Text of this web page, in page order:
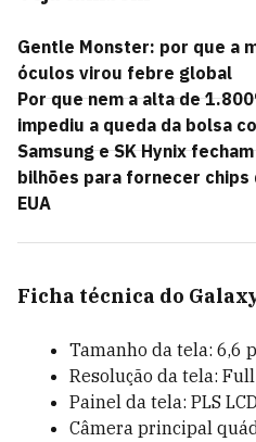
Gentle Monster: por que a
óculos virou febre global
Por que nem a alta de
impediu a queda da bolsa
Samsung e SK Hynix
bilhões para fornecer chips
EUA
Ficha técnica do
Tamanho da tela: 6,6
Resolução da tela:
Painel da tela: PLS
Câmera principal